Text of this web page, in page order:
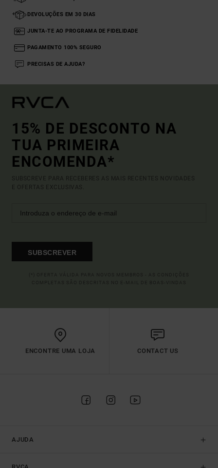
DEVOLUÇÕES EM 30 DIAS
JUNTA-TE AO PROGRAMA DE FIDELIDADE
PAGAMENTO 100% SEGURO
PRECISAS DE AJUDA?
15% DE DESCONTO NA
TUA PRIMEIRA
ENCOMENDA*
SUBSCREVE PARA RECEBERES AS MAIS RECENTES NOVIDADES
E OFERTAS EXCLUSIVAS.
SUBSCREVER
ENCONTRE UMA LOJA CONTACT US
AJUDA